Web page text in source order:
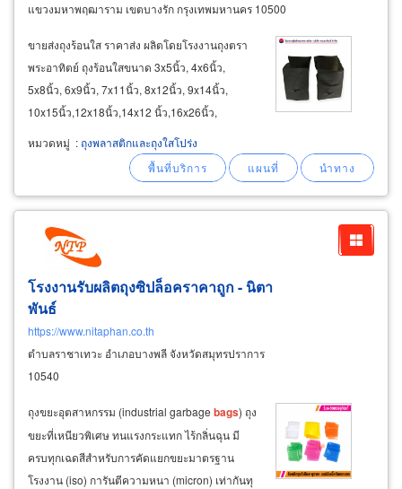
แขวงมหาพฤฒาราม เขตบางรัก กรุงเทพมหานคร 10500
ขายส่งถุงร้อนใส ราคาส่ง ผลิตโดยโรงงานถุงตรา
พระอาทิตย์ ถุงร้อนใสขนาด 3x5นิ้ว, 4x6นิ้ว,
5x8นิ้ว, 6x9นิ้ว, 7x11นิ้ว, 8x12นิ้ว, 9x14นิ้ว,
10x15นิ้ว,12x18นิ้ว,14x12 นิ้ว,16x26นิ้ว,
18x28นิ้ว, 20x30นิ้ว ขายส่งถุงเย็น ราคาส่ง ถุง
พลาสติกใส่ของเย็น ถุงpe ตราพระอาทิตย์ ขนาด
3x5นิ้ว, 4x6นิ้ว, 5x8นิ้ว, 6x9นิ้ว
หมวดหมู่ : ถุงพลาสติกและถุงใสโปร่ง
โรงงานรับผลิตถุงซิปล็อคราคาถูก - นิตา
พันธ์
https://www.nitaphan.co.th
ตำบลราชาเทวะ อำเภอบางพลี จังหวัดสมุทรปราการ
10540
ถุงขยะอุตสาหกรรม (industrial garbage bags) ถุง
ขยะที่เหนียวพิเศษ ทนแรงกระแทก ไร้กลิ่นฉุน มี
ครบทุกเฉดสีสำหรับการคัดแยกขยะมาตรฐาน
โรงงาน (iso) การันตีความหนา (micron) เท่ากันทุ